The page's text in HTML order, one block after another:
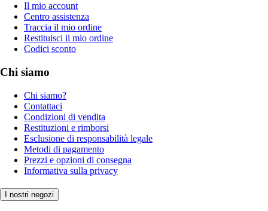
Il mio account
Centro assistenza
Traccia il mio ordine
Restituisci il mio ordine
Codici sconto
Chi siamo
Chi siamo?
Contattaci
Condizioni di vendita
Restituzioni e rimborsi
Esclusione di responsabilità legale
Metodi di pagamento
Prezzi e opzioni di consegna
Informativa sulla privacy
I nostri negozi